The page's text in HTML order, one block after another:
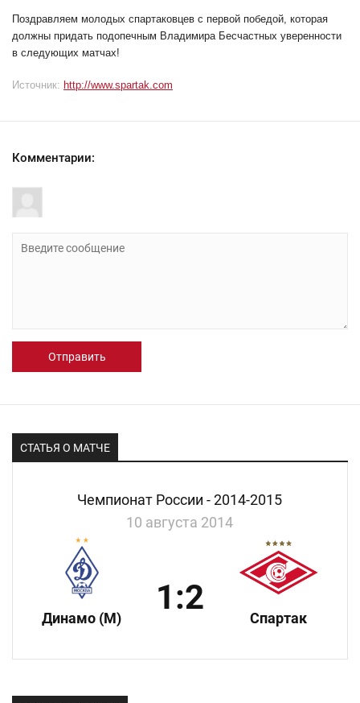
Поздравляем молодых спартаковцев с первой победой, которая
должны придать подопечным Владимира Бесчастных уверенности
в следующих матчах!
Источник: http://www.spartak.com
Комментарии:
Отправить
СТАТЬЯ О МАТЧЕ
Чемпионат России - 2014-2015
10 августа 2014
Динамо (М)
1:2
Спартак